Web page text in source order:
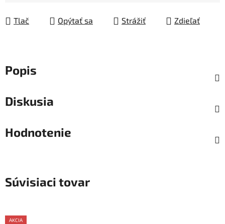
Tlač Opýtať sa Strážiť Zdieľať
Popis
Diskusia
Hodnotenie
Súvisiaci tovar
AKCIA